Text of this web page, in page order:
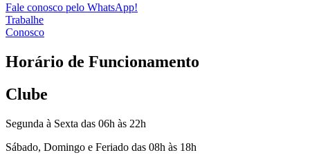
Fale conosco pelo WhatsApp!
Trabalhe
Conosco
Horário de Funcionamento
Clube
Segunda à Sexta das 06h às 22h
Sábado, Domingo e Feriado das 08h às 18h